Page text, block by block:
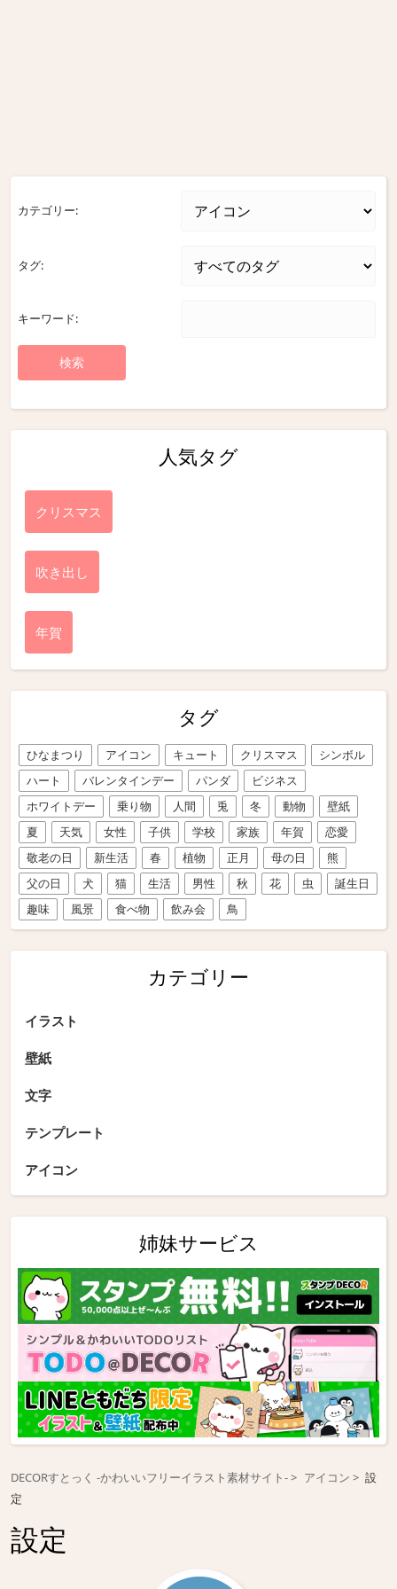
カテゴリー:
タグ:
キーワード:
人気タグ
クリスマス
吹き出し
年賀
タグ
ひなまつり アイコン キュート クリスマス
シンボル
ハート
バレンタインデー パンダ
ビジネス
ホワイトデー
乗り物 人間 兎 冬 動物
壁紙
夏
天気 女性 子供 学校 家族 年賀
恋愛
敬老の日
新生活 春 植物 正月 母の日
熊
父の日
犬 猫 生活 男性 秋 花 虫
誕生日
趣味
風景 食べ物 飲み会 鳥
カテゴリー
イラスト
壁紙
文字
テンプレート
アイコン
姉妹サービス
DECORすとっく -かわいいフリーイラスト素材サイト- アイコン
設
定
設定